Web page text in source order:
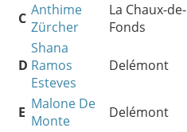
C Anthime
Zürcher
La Chaux-de-
Fonds
D
Shana
Ramos
Esteves
Delémont
E Malone De
Monte
Delémont